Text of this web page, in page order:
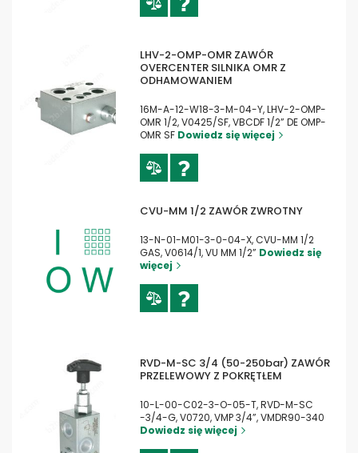
LHV-2-OMP-OMR ZAWÓR
OVERCENTER SILNIKA OMR Z
ODHAMOWANIEM
16M-A-12-W18-3-M-04-Y, LHV-2-OMP-
OMR 1/2, V0425/SF, VBCDF 1/2” DE OMP-
OMR SF Dowiedz się więcej
CVU-MM 1/2 ZAWÓR ZWROTNY
13-N-01-M01-3-0-04-X, CVU-MM 1/2
GAS, V0614/1, VU MM 1/2” Dowiedz się
więcej
RVD-M-SC 3/4 (50-250bar) ZAWÓR
PRZELEWOWY Z POKRĘTŁEM
10-L-00-C02-3-O-05-T, RVD-M-SC
-3/4-G, V0720, VMP 3/4”, VMDR90-340
Dowiedz się więcej